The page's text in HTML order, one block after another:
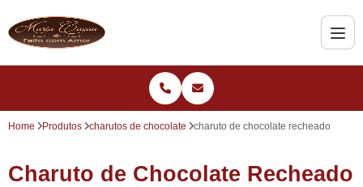
Home Produtos charutos de chocolate charuto de chocolate recheado
Charuto de Chocolate Recheado